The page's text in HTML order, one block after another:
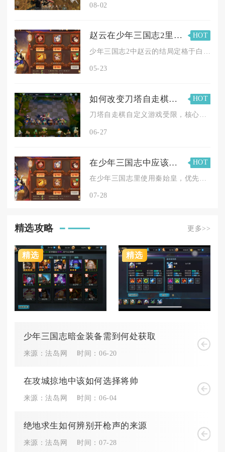
08-02
赵云在少年三国志2里的结局是什么对剧情有何影响
HOT
05-23
如何改变刀塔自走棋自定义游戏的受限状况
HOT
06-27
在少年三国志中应该如何利用秦始皇角色
HOT
07-28
精选攻略 更多>>
精选 精选
少年三国志暗金装备需到何处获取
来源：法岛网 时间：06-20
在攻城掠地中该如何选择将帅
来源：法岛网 时间：06-04
绝地求生如何辨别开枪声的来源
来源：法岛网 时间：07-28